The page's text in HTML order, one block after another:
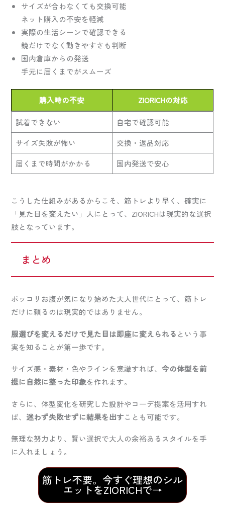
サイズが合わなくても交換可能
ネット購入の不安を軽減
実際の生活シーンで確認できる
鏡だけでなく動きやすさも判断
国内倉庫からの発送
手元に届くまでがスムーズ
購入時の不安 ZIORICHの対応
試着できない
自宅で確認可能
サイズ失敗が怖い
交換・返品対応
届くまで時間がかかる
国内発送で安心
こうした仕組みがあるからこそ、筋トレより早く、確実に
「見た目を変えたい」人にとって、ZIORICHは現実的な選択
肢となっています。
まとめ
ポッコリお腹が気になり始めた大人世代にとって、筋トレ
だけに頼るのは現実的ではありません。
服選びを変えるだけで見た目は即座に変えられる という事
実を知ることが第一歩です。
サイズ感・素材・色やラインを意識すれば、今の体型を前
提に自然に整った印象を作れます。
さらに、体型変化を研究した設計やコーデ提案を活用すれ
ば、 迷わず失敗せずに結果を出すことも可能です。
無理な努力より、賢い選択で大人の余裕あるスタイルを手
に入れましょう。
筋トレ不要。今すぐ理想のシル
エットをZIORICHで→